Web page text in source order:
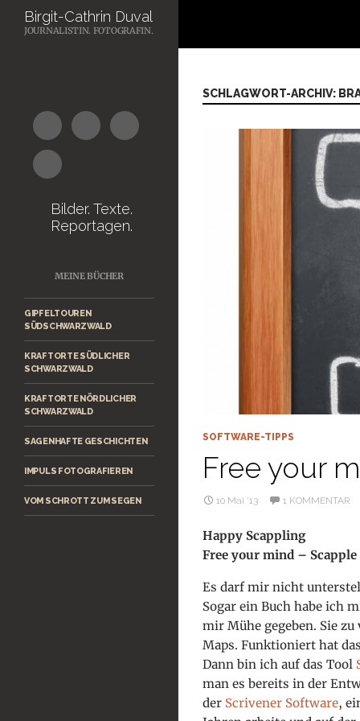
Suchen
SCHLAGWORT-ARCHIV:
SOFTWARE-TIPPS
Free your
10 Mai ’13 1 KOMMENTAR
Happy Scappling
Free your mind –
Es darf mir nicht
Sogar ein Buch habe ich
mir Mühe gegeben. Sie
Maps. Funktioniert hat
Dann bin ich auf das Tool
man es bereits in der
der Scrivener Software,
Birgit-Cathrin Duval
JOURNALISTIN. FOTOGRAFIN.
Bilder. Texte.
Reportagen.
MEINE BÜCHER
GIPFELTOUREN
SÜDSCHWARZWALD
KRAFTORTE SÜDLICHER
SCHWARZWALD
KRAFTORTE NÖRDLICHER
SCHWARZWALD
SAGENHAFTE GESCHICHTEN
IMPULS FOTOGRAFIEREN
VOM SCHROTT ZUM SEGEN